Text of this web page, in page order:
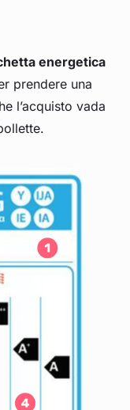
energetica
prendere una
l’acquisto vada